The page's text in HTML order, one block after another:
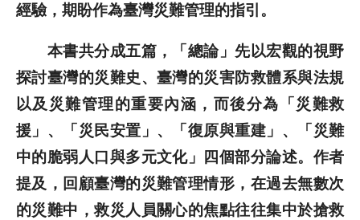
經驗，期盼作為臺灣災難管理的指引。
本書共分成五篇，「總論」先以宏觀的視野
探討臺灣的災難史、臺灣的災害防救體系與法規
以及災難管理的重要內涵，而後分為「災難救
援」、「災民安置」、「復原與重建」、「災難
中的脆弱人口與多元文化」四個部分論述。作者
提及，回顧臺灣的災難管理情形，在過去無數次
的災難中，救災人員關心的焦點往往集中於搶救